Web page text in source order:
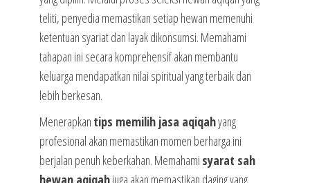
teliti, penyedia memastikan setiap hewan memenuhi
ketentuan syariat dan layak dikonsumsi. Memahami
tahapan ini secara komprehensif akan membantu
keluarga mendapatkan nilai spiritual yang terbaik dan
lebih berkesan.
Menerapkan tips memilih jasa aqiqahyang
profesional akan memastikan momen berharga ini
berjalan penuh keberkahan. Memahami syarat sah
hewan aqiqahjuga akan memastikan daging yang